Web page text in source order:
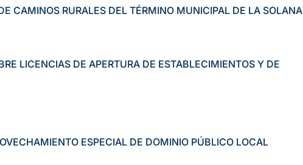
CAMINOS RURALES DEL TÉRMINO MUNICIPAL DE LA SOLANA
LICENCIAS DE APERTURA DE ESTABLECIMIENTOS Y DE
ESPECIAL DE DOMINIO PÚBLICO LOCAL